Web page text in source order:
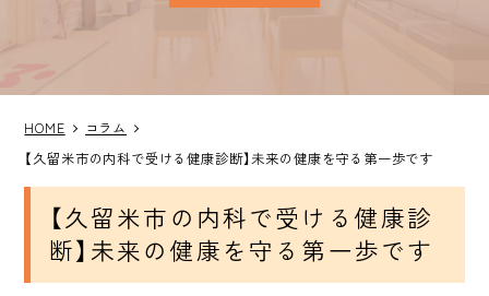
HOME
コラム
【久留米市の内科で受ける健康診断】未来の健康を守る第一歩です
【久留米市の内科で受ける健康診
断】未来の健康を守る第一歩です